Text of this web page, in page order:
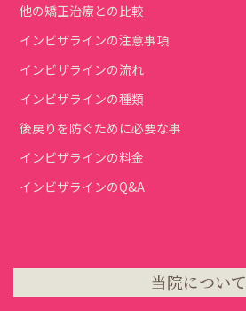
他の矯正治療との比較
インビザラインの注意事項
インビザラインの流れ
インビザラインの種類
後戻りを防ぐために必要な事
インビザラインの料金
インビザラインのQ&A
当院について